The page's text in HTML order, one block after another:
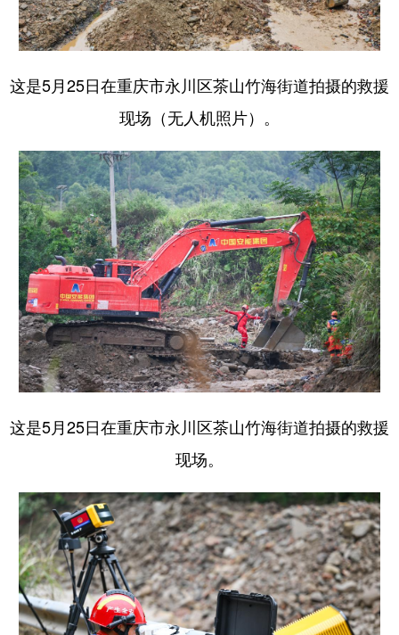
这是5月25日在重庆市永川区茶山竹海街道拍摄的救援
现场（无人机照片）。
这是5月25日在重庆市永川区茶山竹海街道拍摄的救援
现场。